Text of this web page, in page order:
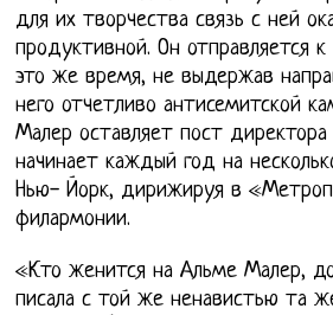
для их творчества связь с ней
продуктивной. Он отправляется
это же время, не выдержав
него отчетливо антисемитской
Малер оставляет пост
начинает каждый год на
Нью- Йорк, дирижируя в
филармонии.
«Кто женится на Альме Малер,
писала с той же ненавистью та